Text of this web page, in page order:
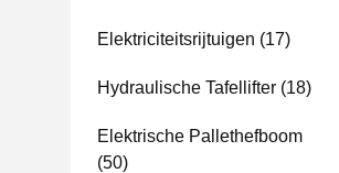
Elektriciteitsrijtuigen (17)
Hydraulische Tafellifter (18)
Elektrische Pallethefboom
(50)